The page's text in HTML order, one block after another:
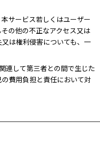
サービス若しくはユーザー
の他の不正なアクセス又は
は権利侵害についても、一
連して第三者との間で生じた
費用負担と責任において対